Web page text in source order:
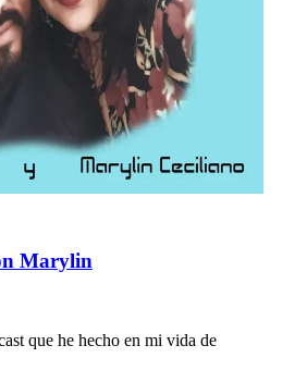
Marylin
que he hecho en mi vida de